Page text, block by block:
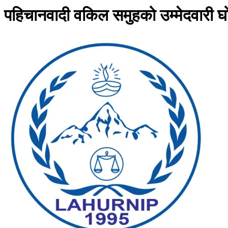
पहिचानवादी वकिल समुहको उम्मेदवारी